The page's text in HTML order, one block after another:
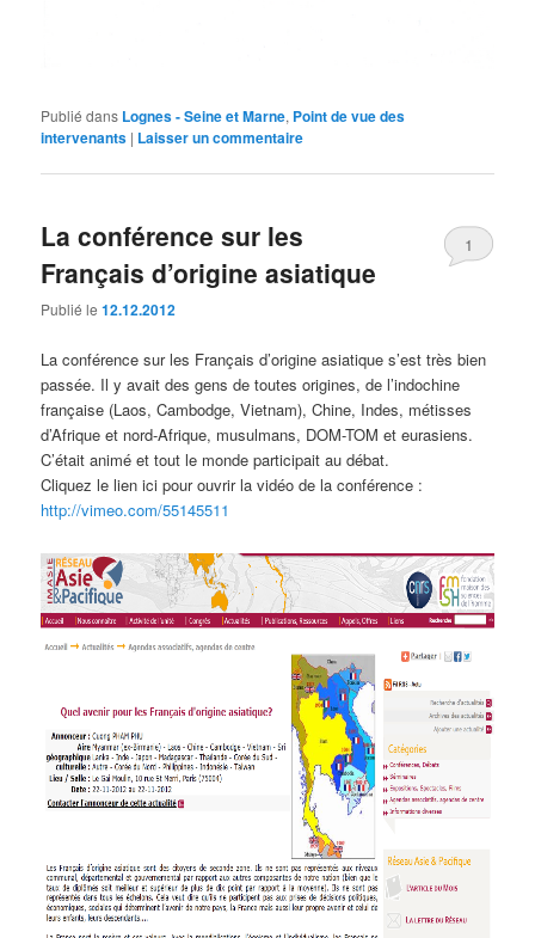
Publié dans Lognes - Seine et Marne, Point de vue des
intervenants | Laisser un commentaire
La conférence sur les
Français d’origine asiatique
Publié le12.12.2012
1
La conférence sur les Français d’origine asiatique s’est très bien
passée. Il y avait des gens de toutes origines, de l’indochine
française (Laos, Cambodge, Vietnam), Chine, Indes, métisses
d’Afrique et nord-Afrique, musulmans, DOM-TOM et eurasiens.
C’était animé et tout le monde participait au débat.
Cliquez le lien ici pour ouvrir la vidéo de la conférence :
http://vimeo.com/55145511